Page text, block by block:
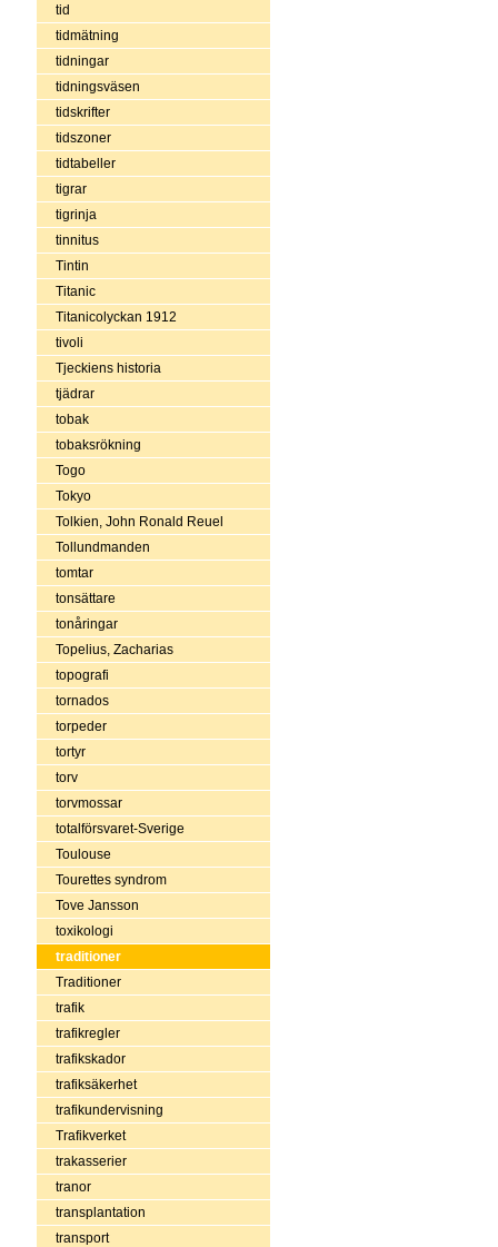
tid
tidmätning
tidningar
tidningsväsen
tidskrifter
tidszoner
tidtabeller
tigrar
tigrinja
tinnitus
Tintin
Titanic
Titanicolyckan 1912
tivoli
Tjeckiens historia
tjädrar
tobak
tobaksrökning
Togo
Tokyo
Tolkien, John Ronald Reuel
Tollundmanden
tomtar
tonsättare
tonåringar
Topelius, Zacharias
topografi
tornados
torpeder
tortyr
torv
torvmossar
totalförsvaret-Sverige
Toulouse
Tourettes syndrom
Tove Jansson
toxikologi
traditioner
Traditioner
trafik
trafikregler
trafikskador
trafiksäkerhet
trafikundervisning
Trafikverket
trakasserier
tranor
transplantation
transport